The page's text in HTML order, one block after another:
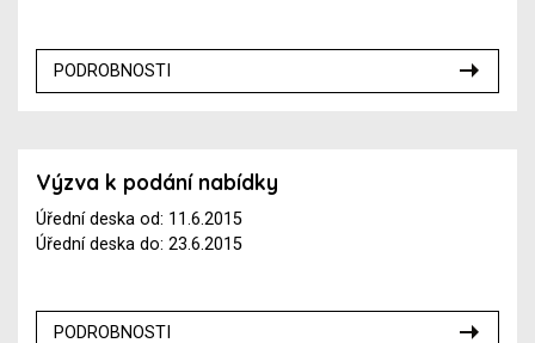
PODROBNOSTI
Výzva k podání nabídky
Úřední deska od: 11.6.2015
Úřední deska do: 23.6.2015
PODROBNOSTI